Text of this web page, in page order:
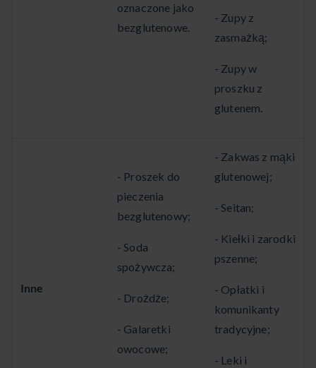
oznaczone jako
bezglutenowe.
- Zupy z
zasmażką;
- Zupy w
proszku z
glutenem.
Inne
- Proszek do
pieczenia
bezglutenowy;
- Soda
spożywcza;
- Drożdże;
- Galaretki
owocowe;
- Zakwas z mąki
glutenowej;
- Seitan;
- Kiełki i zarodki
pszenne;
- Opłatki i
komunikanty
tradycyjne;
- Leki i